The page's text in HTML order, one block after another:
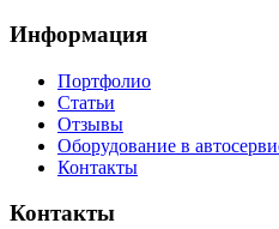
Информация
Портфолио
Статьи
Отзывы
Оборудование в
Контакты
Контакты